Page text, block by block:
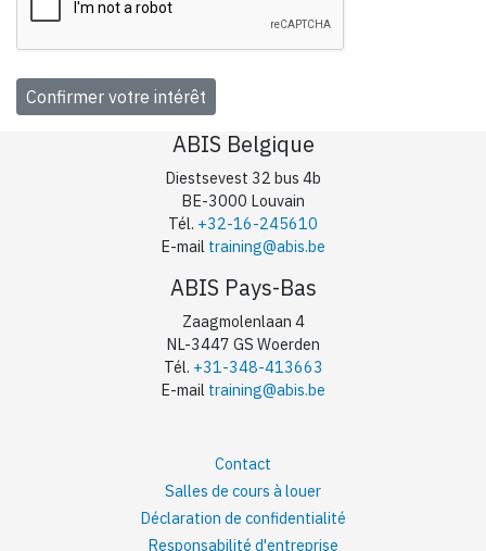
ABIS Belgique
Diestsevest 32 bus 4b
BE-3000 Louvain
Tél. +32-16-245610
E-mail training@abis.be
ABIS Pays-Bas
Zaagmolenlaan 4
NL-3447 GS Woerden
Tél. +31-348-413663
E-mail training@abis.be
Contact
Salles de cours à louer
Déclaration de confidentialité
Responsabilité d'entreprise